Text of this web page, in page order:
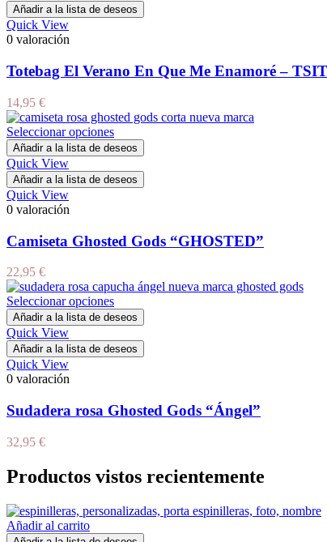
Añadir a la lista de deseos
Quick View
0 valoración
Totebag El Verano En Que Me Enamoré –
14,95 €
Seleccionar opciones
Añadir a la lista de deseos
Quick View
Añadir a la lista de deseos
Quick View
0 valoración
Camiseta Ghosted Gods “GHOSTED”
22,95 €
Seleccionar opciones
Añadir a la lista de deseos
Quick View
Añadir a la lista de deseos
Quick View
0 valoración
Sudadera rosa Ghosted Gods “Ángel”
32,95 €
Productos vistos recientemente
Añadir al carrito